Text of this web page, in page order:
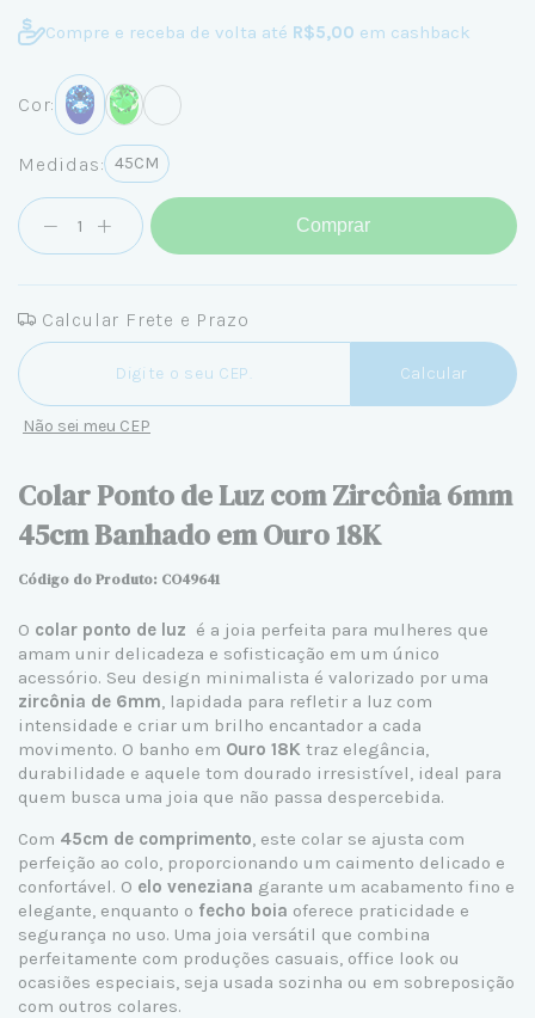
Compre e receba de volta até R$5,00 em cashback
Cor:
Medidas: 45CM
Comprar
Calcular Frete e Prazo
Entregas para o CEP:
Calcular
Não sei meu CEP
Colar Ponto de Luz com Zircônia 6mm
45cm Banhado em Ouro 18K
Código do Produto: CO49641
O colar ponto de luz é a joia perfeita para mulheres que
amam unir delicadeza e sofisticação em um único
acessório. Seu design minimalista é valorizado por uma
zircônia de 6mm, lapidada para refletir a luz com
intensidade e criar um brilho encantador a cada
movimento. O banho em Ouro 18K traz elegância,
durabilidade e aquele tom dourado irresistível, ideal para
quem busca uma joia que não passa despercebida.
Com 45cm de comprimento, este colar se ajusta com
perfeição ao colo, proporcionando um caimento delicado e
confortável. O elo veneziana garante um acabamento fino e
elegante, enquanto o fecho boia oferece praticidade e
segurança no uso. Uma joia versátil que combina
perfeitamente com produções casuais, office look ou
ocasiões especiais, seja usada sozinha ou em sobreposição
com outros colares.